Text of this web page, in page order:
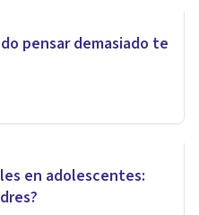
pensar demasiado te
en adolescentes: